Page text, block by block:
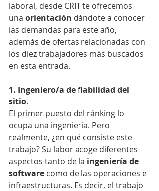
laboral, desde CRIT te ofrecemos
una orientación dándote a conocer
las demandas para este año,
además de ofertas relacionadas con
los diez trabajadores más buscados
en esta entrada.
1. Ingeniero/a de fiabilidad del
sitio.
El primer puesto del ránking lo
ocupa una ingeniería. Pero
realmente, ¿en qué consiste este
trabajo? Su labor acoge diferentes
aspectos tanto de la ingeniería de
software como de las operaciones e
infraestructuras. Es decir, el trabajo